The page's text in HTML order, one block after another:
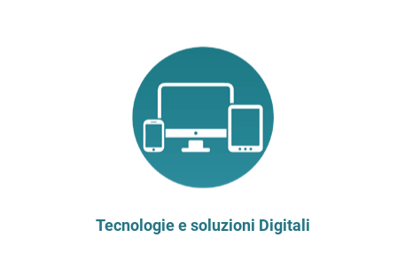
Tecnologie e soluzioni Digitali